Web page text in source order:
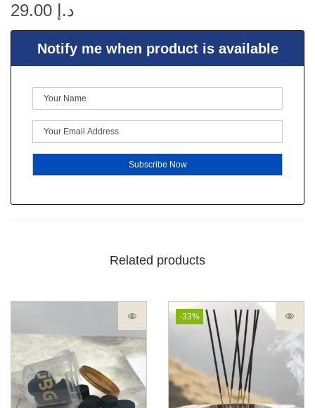
د.إ
Notify me when product is available
Related products
-33%